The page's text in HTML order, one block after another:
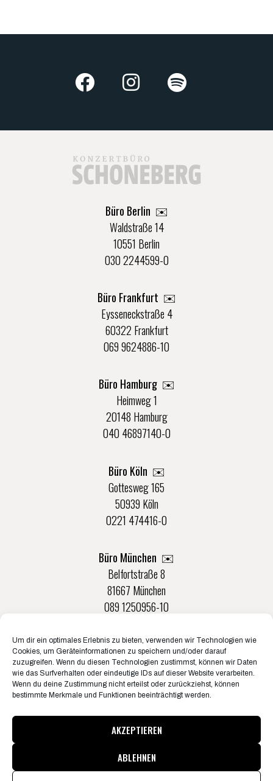
Um dir ein optimales Erlebnis zu bieten, verwenden wir Technologien wie
Cookies, um Geräteinformationen zu speichern und/oder darauf
zuzugreifen. Wenn du diesen Technologien zustimmst, können wir Daten
wie das Surfverhalten oder eindeutige IDs auf dieser Website verarbeiten.
Wenn du deine Zustimmung nicht erteilst oder zurückziehst, können
bestimmte Merkmale und Funktionen beeinträchtigt werden.
AKZEPTIEREN
ABLEHNEN
Büro Berlin ✉️
Waldstraße 14
10551 Berlin
030 2244599-0
Büro Frankfurt ✉️
Eysseneckstraße 4
60322 Frankfurt
069 9624886-10
Büro Hamburg ✉️
Heimweg 1
20148 Hamburg
040 46897140-0
Büro Köln ✉️
Gottesweg 165
50939 Köln
0221 474416-0
Büro München ✉️
Belfortstraße 8
81667 München
089 1250956-10
Büro Münster ✉️
Rudolf-Von-Langen-Str. 42
48147 Münster
0251 20132-0
© Konzertbüro Schoneberg 2026
Pressematerial & Akkreditierungen